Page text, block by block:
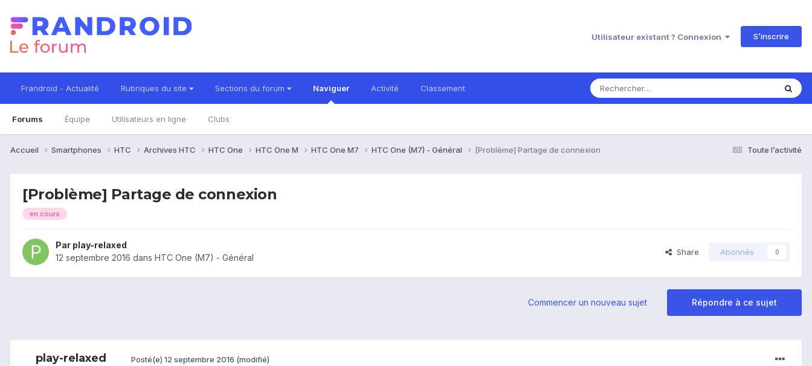
Utilisateur existant ? Connexion S’inscrire
Frandroid - Actualité Rubriques du site Sections du forum Naviguer
Forums Équipe Utilisateurs en ligne Clubs
Activité Classement
Toute l’activité
Accueil Smartphones HTC Archives HTC HTC One HTC One M HTC One M7 HTC One (M7) - Général [Problème] Partage de connexion
[Problème] Partage de connexion
en cours
Par play-relaxed
12 septembre 2016 dans HTC One (M7) - Général
Share Abonnés 0
Répondre à ce sujet
Commencer un nouveau sujet
play-relaxed Posté(e) 12 septembre 2016 (modifié)